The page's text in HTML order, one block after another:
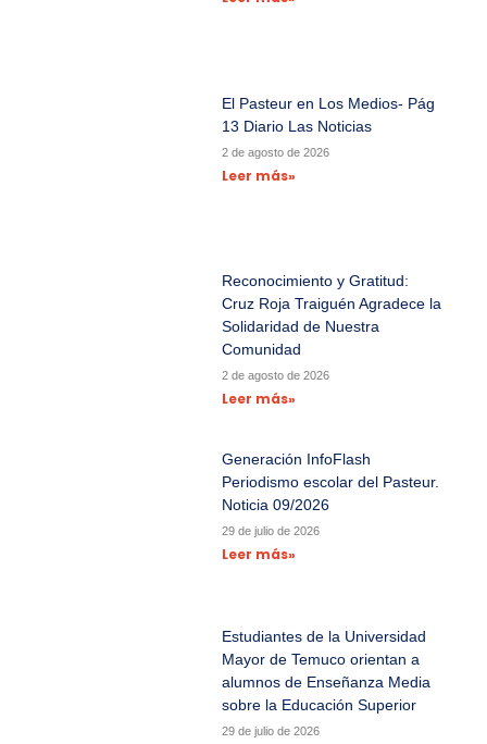
El Pasteur en Los Medios- Pág
13 Diario Las Noticias
2 de agosto de 2026
Leer más»
Reconocimiento y Gratitud:
Cruz Roja Traiguén Agradece la
Solidaridad de Nuestra
Comunidad
2 de agosto de 2026
Leer más»
Generación InfoFlash
Periodismo escolar del Pasteur.
Noticia 09/2026
29 de julio de 2026
Leer más»
Estudiantes de la Universidad
Mayor de Temuco orientan a
alumnos de Enseñanza Media
sobre la Educación Superior
29 de julio de 2026